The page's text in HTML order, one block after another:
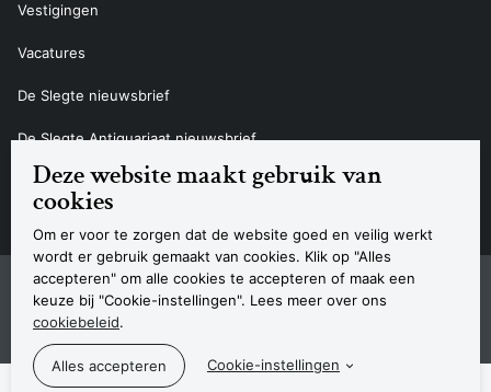
Deze website maakt gebruik van
cookies
Om er voor te zorgen dat de website goed en veilig werkt
wordt er gebruik gemaakt van cookies. Klik op "Alles
accepteren" om alle cookies te accepteren of maak een
keuze bij "Cookie-instellingen". Lees meer over ons
cookiebeleid.
Cookie-instellingen
Vestigingen
Vacatures
De Slegte nieuwsbrief
De Slegte Antiquariaat nieuwsbrief
Contact
Navigatie
SitemapPrivacyverklaring CookieverklaringAlgemene voorwaardenDisclaimer
Contact